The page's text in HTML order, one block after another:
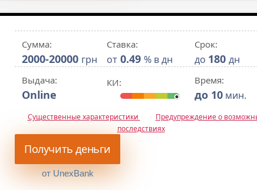
Сумма:
2000-20000 грн
Ставка:
от 0.49 % в дн
Срок:
до 180 дн
Выдача:
Online
КИ: Время:
до 10 мин.
Существенные характеристики
Предупреждение о
последствиях
Получить деньги
от UnexBank